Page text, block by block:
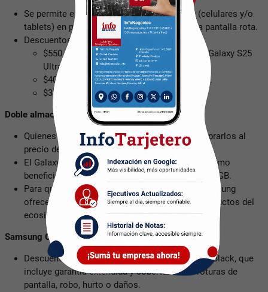
Se permite entregar hasta dos dispositivos (celulares y/o
tablets) en parte de pago, incluso si tienen la pantalla rota.
Descuentos garantizados:
$550.000 de reintegro para la compra del Galaxy S25
Ultra.
$400.000 de reintegro para el Galaxy S25+.
$350.000 de reintegro para el Galaxy S25.
Doble almacenamiento gratis o Galaxy eVoucher:
Quienes elijan modelos de 512GB podrán comprarlos al
precio de los de 256GB.
El Galaxy S25 Ultra de 1TB también goza del mismo
beneficio, pagando el precio de la versión de 512GB.
Para quienes opten por modelos de 256GB, Samsung
ofrece un eVoucher de hasta $250.000 para productos del
ecosistema Galaxy.
Samsung Care+:
Descuento del 50% durante 6 meses en el Plan Black, que
incluye garantía extendida y cobertura ante roturas de
pantalla, robo, hurto o daños.